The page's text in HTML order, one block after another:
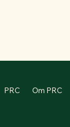
PRC Om PRC